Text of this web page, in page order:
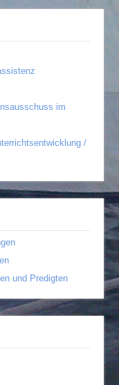
im
/
und Predigten